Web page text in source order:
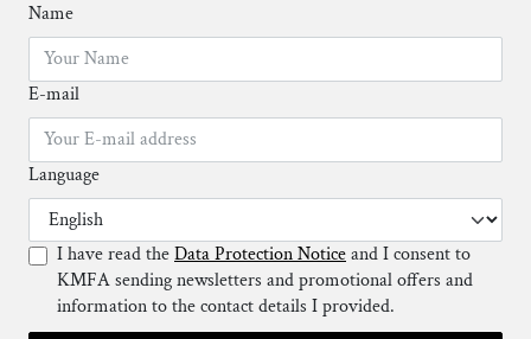
Name
E-mail
Language
I have read theData Protection Noticeand I consent to
KMFA sending newsletters and promotional offers and
information to the contact details I provided.